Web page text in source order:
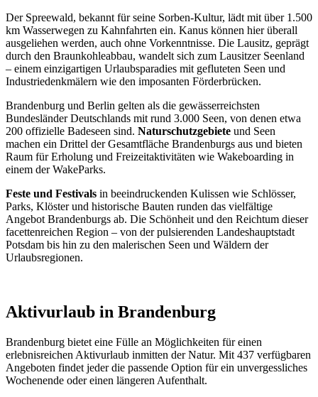
Der Spreewald, bekannt für seine Sorben-Kultur, lädt mit über 1.500
km Wasserwegen zu Kahnfahrten ein. Kanus können hier überall
ausgeliehen werden, auch ohne Vorkenntnisse. Die Lausitz, geprägt
durch den Braunkohleabbau, wandelt sich zum Lausitzer Seenland
– einem einzigartigen Urlaubsparadies mit gefluteten Seen und
Industriedenkmälern wie den imposanten Förderbrücken.
Brandenburg und Berlin gelten als die gewässerreichsten
Bundesländer Deutschlands mit rund 3.000 Seen, von denen etwa
200 offizielle Badeseen sind. Naturschutzgebiete und Seen
machen ein Drittel der Gesamtfläche Brandenburgs aus und bieten
Raum für Erholung und Freizeitaktivitäten wie Wakeboarding in
einem der WakeParks.
Feste und Festivals in beeindruckenden Kulissen wie Schlösser,
Parks, Klöster und historische Bauten runden das vielfältige
Angebot Brandenburgs ab. Die Schönheit und den Reichtum dieser
facettenreichen Region – von der pulsierenden Landeshauptstadt
Potsdam bis hin zu den malerischen Seen und Wäldern der
Urlaubsregionen.
Aktivurlaub in Brandenburg
Brandenburg bietet eine Fülle an Möglichkeiten für einen
erlebnisreichen Aktivurlaub inmitten der Natur. Mit 437 verfügbaren
Angeboten findet jeder die passende Option für ein unvergessliches
Wochenende oder einen längeren Aufenthalt.